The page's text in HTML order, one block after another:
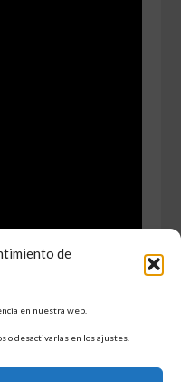
de
en nuestra web.
o desactivarlas en los ajustes.